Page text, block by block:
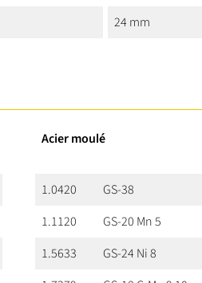
24 mm
Acier moulé
1.0420
GS-38
1.1120
GS-20 Mn 5
1.5633
GS-24 Ni 8